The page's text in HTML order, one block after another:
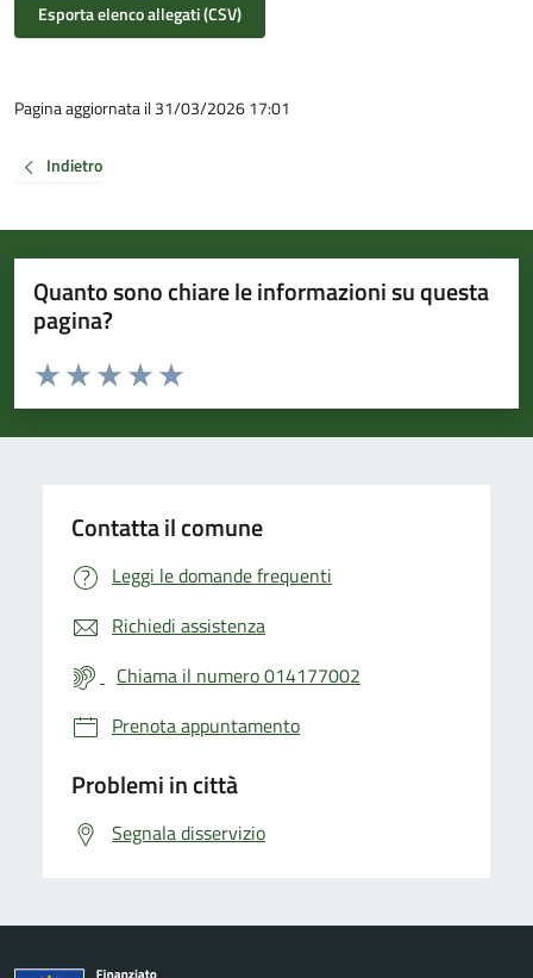
Esporta elenco allegati (CSV)
Pagina aggiornata il 31/03/2026 17:01
Indietro
Quanto sono chiare le informazioni su questa
pagina?
Valuta da 1 a 5 stelle la pagina
Valuta 5 stelle su 5
Valuta 4 stelle su 5
Valuta 3 stelle su 5
Valuta 2 stelle su 5
Valuta 1 stelle su 5
Contatta il comune
Leggi le domande frequenti
Richiedi assistenza
Chiama il numero 014177002
Prenota appuntamento
Problemi in città
Segnala disservizio